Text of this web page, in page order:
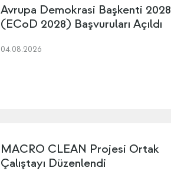
Avrupa Demokrasi Başkenti 2028
(ECoD 2028) Başvuruları Açıldı
04.08.2026
MACRO CLEAN Projesi Ortak
Çalıştayı Düzenlendi